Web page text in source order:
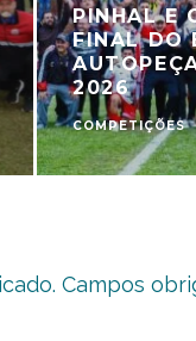
PINHAL E
FINAL DO
2026
COMPETIÇÕES
Campos